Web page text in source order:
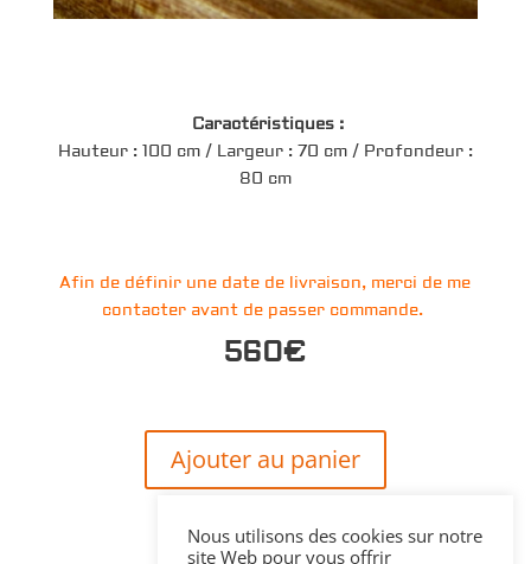
Caractéristiques :
Hauteur : 100 cm / Largeur : 70 cm / Profondeur :
80 cm
Afin de définir une date de livraison, merci de me
contacter avant de passer commande.
560€
Ajouter au panier
Nous utilisons des cookies sur notre
site Web pour vous offrir